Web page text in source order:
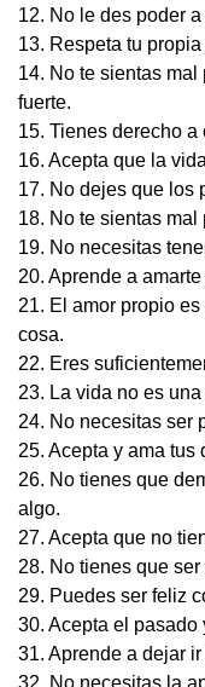
12. No le des poder
13. Respeta tu
14. No te sientas
fuerte.
15. Tienes derecho a
16. Acepta que la
17. No dejes que los
18. No te sientas mal
19. No necesitas
20. Aprende a
21. El amor propio
cosa.
22. Eres
23. La vida no es
24. No necesitas ser
25. Acepta y ama tus
26. No tienes que
algo.
27. Acepta que no
28. No tienes que
29. Puedes ser feliz
30. Acepta el pasado
31. Aprende a dejar